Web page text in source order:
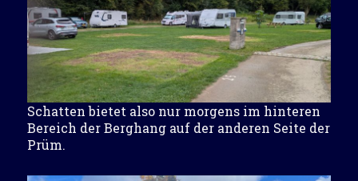
Schatten bietet also nur morgens im hinteren
Bereich der Berghang auf der anderen Seite der
Prüm.